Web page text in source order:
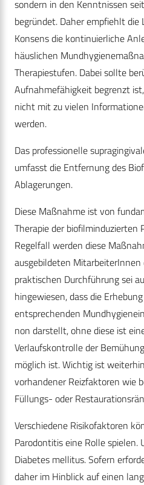
sondern in den Kenntnissen
begründet. Daher empfiehlt
Konsens die kontinuierliche
häuslichen
Therapiestufen. Dabei sollte
Aufnahmefähigkeit begrenzt
nicht mit zu vielen
werden.
Das professionelle
umfasst die Entfernung des
Ablagerungen.
Diese Maßnahme ist von
Therapie der biofilminduzierten
Regelfall werden diese
ausgebildeten
praktischen Durchführung sei
hingewiesen, dass die
entsprechenden
non darstellt, ohne diese ist
Verlaufskontrolle der
möglich ist. Wichtig ist
vorhandener Reizfaktoren wie
Füllungs- oder
Verschiedene Risikofaktoren
Parodontitis eine Rolle
Diabetes mellitus. Sofern
daher im Hinblick auf einen